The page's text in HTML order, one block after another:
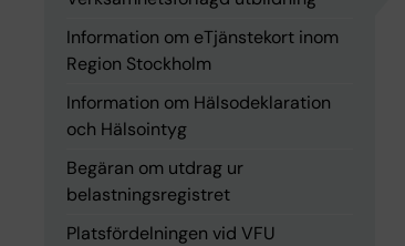
Information om eTjänstekort inom
Region Stockholm
Information om Hälsodeklaration
och Hälsointyg
Begäran om utdrag ur
belastningsregistret
Platsfördelningen vid VFU